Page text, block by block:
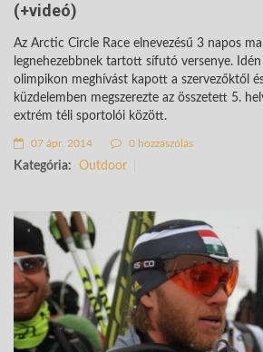
(+videó)
Az Arctic Circle Race elnevezésű 3 napos
legnehezebbnek tartott sífutó versenye.
olimpikon meghívást kapott a szervezőktől
küzdelemben megszerezte az összetett 5.
extrém téli sportolói között.
07 ápr. 2014 0 hozzászólás
Kategória: Outdoor